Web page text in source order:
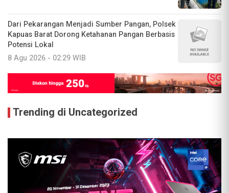
Dari Pekarangan Menjadi Sumber Pangan, Polsek
Kapuas Barat Dorong Ketahanan Pangan Berbasis
Potensi Lokal
8 Agu 2026 - 02:29 WIB
Trending di Uncategorized